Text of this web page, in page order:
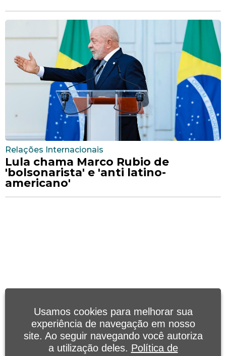
Relações Internacionais
Lula chama Marco Rubio de
'bolsonarista' e 'anti latino-
americano'
Usamos cookies para melhorar sua
experiência de navegação em nosso
site. Ao seguir navegando você autoriza
a utilização deles. Política de